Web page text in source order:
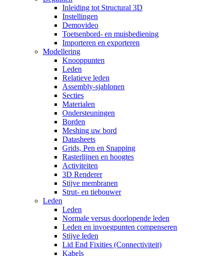
Inleiding tot Structural 3D
Instellingen
Demovideo
Toetsenbord- en muisbediening
Importeren en exporteren
Modellering
Knooppunten
Leden
Relatieve leden
Assembly-sjablonen
Secties
Materialen
Ondersteuningen
Borden
Meshing uw bord
Datasheets
Grids, Pen en Snapping
Rasterlijnen en hoogtes
Activiteiten
3D Renderer
Stijve membranen
Strut- en tiebouwer
Leden
Leden
Normale versus doorlopende leden
Leden en invoegpunten compenseren
Stijve leden
Lid End Fixities (Connectiviteit)
Kabels